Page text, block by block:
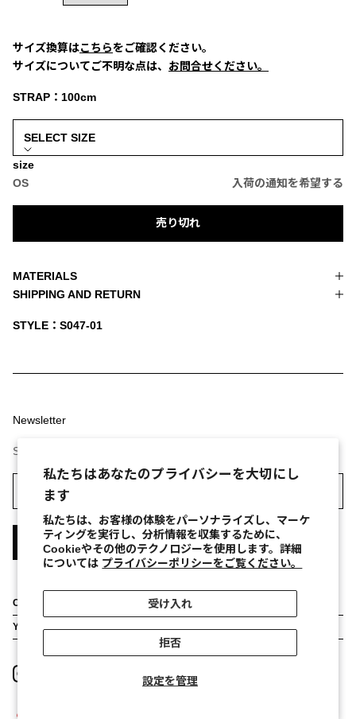
私たちはあなたのプライバシーを大切にし
ます
私たちは、お客様の体験をパーソナライズし、マーケ
ティングを実行し、分析情報を収集するために、
Cookieやその他のテクノロジーを使用します。詳細
については プライバシーポリシーをご覧ください。
設定を管理
受け入れ
拒否
サイズ換算はこちらをご確認ください。
サイズについてご不明な点は、 お問合せください。
STRAP：100cm
size
OS
入荷の通知を希望する
売り切れ
MATERIALS
SHIPPING AND RETURN
STYLE：S047-01
CUSTOMER SERVICE
Stores
About
Contact Us
YOUR ORDER
Return Order
FAQs
Newsletter
Sign up to our newsletter to receive exclusive offers.
登録